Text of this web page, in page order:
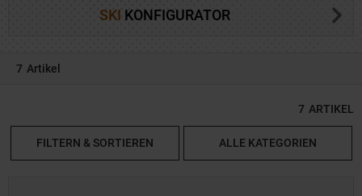
SKI KONFIGURATOR
7 Artikel
7 ARTIKEL
FILTERN & SORTIEREN ALLE KATEGORIEN